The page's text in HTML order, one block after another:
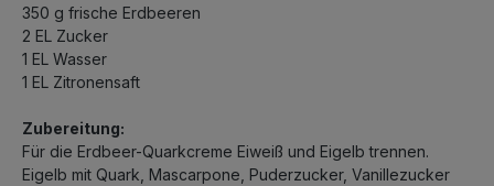
350 g frische Erdbeeren
2 EL Zucker
1 EL Wasser
1 EL Zitronensaft
Zubereitung:
Für die Erdbeer-Quarkcreme Eiweiß und Eigelb trennen.
Eigelb mit Quark, Mascarpone, Puderzucker, Vanillezucker